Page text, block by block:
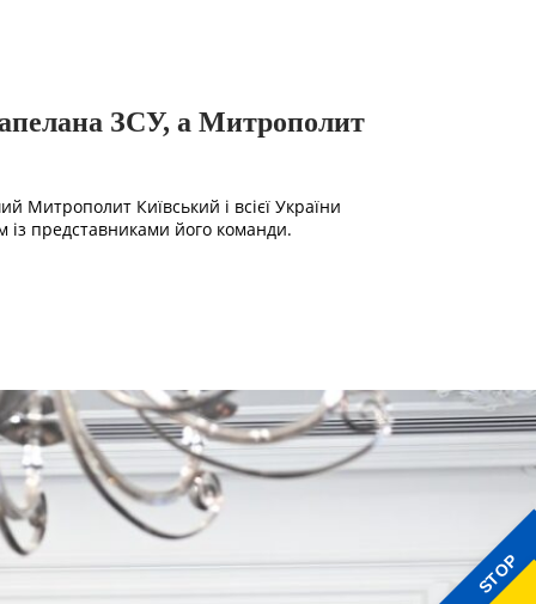
STOP
ЗСУ, а Митрополит
Митрополит Київський і всієї України
із представниками його команди.